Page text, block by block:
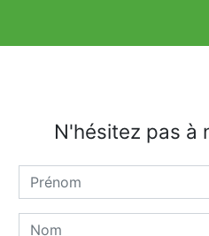
N'hésitez pas à